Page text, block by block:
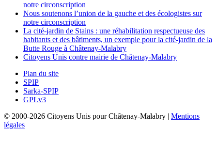
notre circonscription
Nous soutenons l’union de la gauche et des écologistes sur
notre circonscription
La cité-jardin de Stains : une réhabilitation respectueuse des
habitants et des bâtiments, un exemple pour la cité-jardin de la
Butte Rouge à Châtenay-Malabry
Citoyens Unis contre mairie de Châtenay-Malabry
Plan du site
SPIP
Sarka-SPIP
GPLv3
© 2000-2026 Citoyens Unis pour Châtenay-Malabry | Mentions
légales